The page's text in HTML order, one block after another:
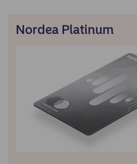
Nordea Platinum